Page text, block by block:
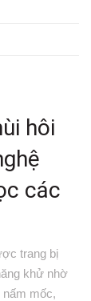
hôi
các
trang bị
khử nhờ
nấm mốc,